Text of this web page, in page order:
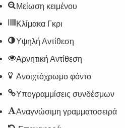
Μείωση κειμένου
Κλίμακα Γκρι
Υψηλή Αντίθεση
Αρνητική Αντίθεση
Ανοιχτόχρωμο φόντο
Υπογραμμίσεις συνδέσμων
Αναγνώσιμη γραμματοσειρά